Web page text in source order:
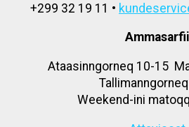
+299 32 19 11 •
Ammasarfii
Ataasinngorneq 10-15
Weekend-ini